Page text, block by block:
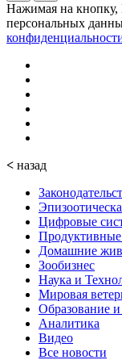
Нажимая на кнопку,
персональных
< назад
Цифровые
Домашние
Зообизнес
Наука и
Мировая
Образование и
Аналитика
Видео
Все новости